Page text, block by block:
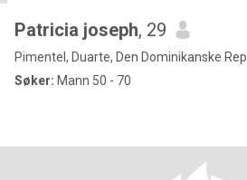
Patricia joseph, 29
Pimentel, Duarte, Den Dominikanske Rep.
Søker: Mann 50 - 70